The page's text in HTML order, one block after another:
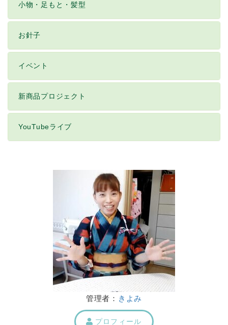
小物・足もと・髪型
お針子
イベント
新商品プロジェクト
YouTubeライブ
管理者： きよみ
プロフィール